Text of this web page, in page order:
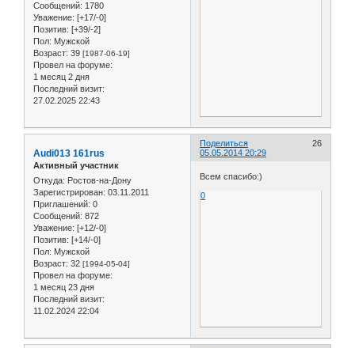
Сообщений: 1780
Уважение: [+17/-0]
Позитив: [+39/-2]
Пол: Мужской
Возраст: 39 [1987-06-19]
Провел на форуме:
1 месяц 2 дня
Последний визит:
27.02.2025 22:43
Поделиться
26
05.05.2014 20:29
Audi013 161rus
Активный участник
Откуда: Ростов-на-Дону
Зарегистрирован: 03.11.2011
Приглашений: 0
Сообщений: 872
Уважение: [+12/-0]
Позитив: [+14/-0]
Пол: Мужской
Возраст: 32 [1994-05-04]
Провел на форуме:
1 месяц 23 дня
Последний визит:
11.02.2024 22:04
Всем спасибо:)
0